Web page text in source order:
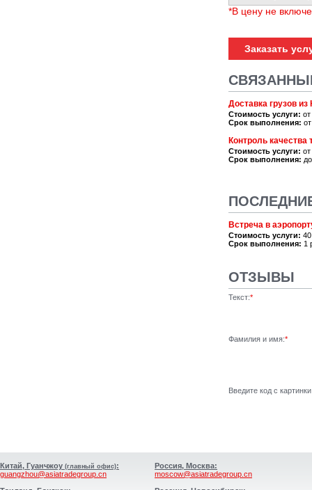
*В цену не
Заказать
Доставка грузов из
Стоимость услуги:
Срок выполнения:
Контроль качества
Стоимость услуги:
Срок выполнения:
Встреча в
Стоимость услуги:
Срок выполнения: 1
ОТЗЫВЫ
Текст:*
Фамилия и имя:*
Введите код с
Китай, Гуанчжоу (главный офис):
guangzhou@asiatradegroup.cn
Россия, Москва:
moscow@asiatradegroup.cn